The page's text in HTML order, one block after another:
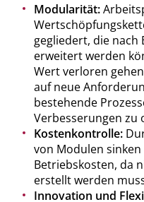
Modularität:
gegliedert, die
erweitert werden
Wert verloren
auf neue
bestehende
Verbesserungen zu
Kostenkontrolle:
von Modulen
Betriebskosten, da
erstellt werden
Innovation und